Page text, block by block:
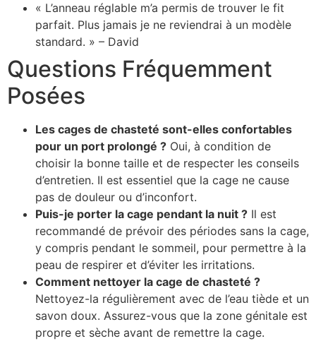
« L’anneau réglable m’a permis de trouver le fit
parfait. Plus jamais je ne reviendrai à un modèle
standard. » – David
Questions Fréquemment
Posées
Les cages de chasteté sont-elles confortables
pour un port prolongé ? Oui, à condition de
choisir la bonne taille et de respecter les conseils
d’entretien. Il est essentiel que la cage ne cause
pas de douleur ou d’inconfort.
Puis-je porter la cage pendant la nuit ? Il est
recommandé de prévoir des périodes sans la cage,
y compris pendant le sommeil, pour permettre à la
peau de respirer et d’éviter les irritations.
Comment nettoyer la cage de chasteté ?
Nettoyez-la régulièrement avec de l’eau tiède et un
savon doux. Assurez-vous que la zone génitale est
propre et sèche avant de remettre la cage.